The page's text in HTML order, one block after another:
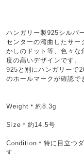
ハンガリー製925シルバ
センターの湾曲したサー
かしのドット等、色々な
度の高いデザインです。
925と別にハンガリーで
のホールマークが確認で
Weight＊約8.3g
Size＊約14.5号
Condition＊特に目立つ
す。